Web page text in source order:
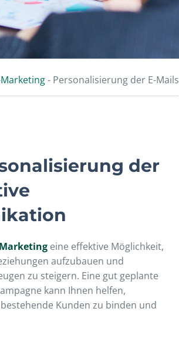
- Personalisierung der E-Mails
der
eine effektive Möglichkeit,
aufzubauen und
zu steigern. Eine gut geplante
kann Ihnen helfen,
Kunden zu binden und